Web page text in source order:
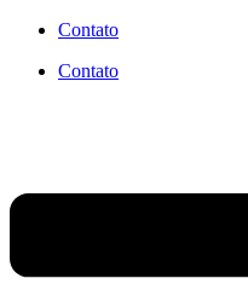
Contato
Contato